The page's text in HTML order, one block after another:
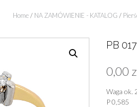
Home/ NA ZAMÓWIENIE - KATALOG /
PB
0,00
Waga ok.
P 0,585